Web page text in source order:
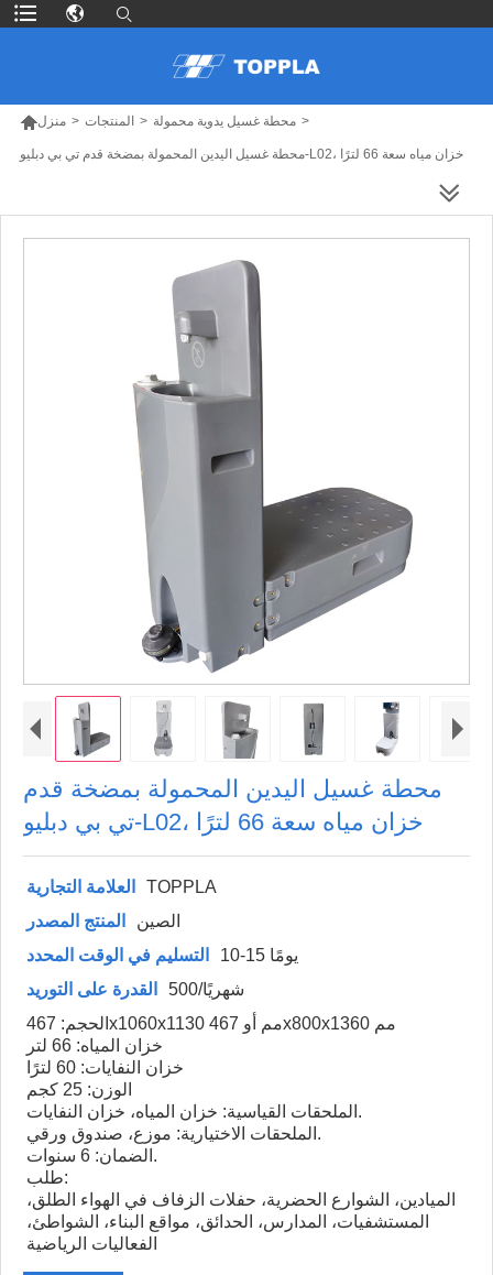
منزل > المنتجات > محطة غسيل يدوية محمولة >
محطة غسيل اليدين المحمولة بمضخة قدم تي بي دبليو-L02، خزان مياه سعة 66 لترًا
محطة غسيل اليدين المحمولة بمضخة قدم
تي بي دبليو-L02، خزان مياه سعة 66 لترًا
العلامة التجارية
TOPPLA
المنتج المصدر
الصين
التسليم في الوقت المحدد
10-15 يومًا
القدرة على التوريد
500/شهريًا
الحجم: 467x1060x1130 مم أو 467x800x1360 مم
خزان المياه: 66 لتر
خزان النفايات: 60 لترًا
الوزن: 25 كجم
الملحقات القياسية: خزان المياه، خزان النفايات.
الملحقات الاختيارية: موزع، صندوق ورقي.
الضمان: 6 سنوات.
طلب:
الميادين، الشوارع الحضرية، حفلات الزفاف في الهواء الطلق،
المستشفيات، المدارس، الحدائق، مواقع البناء، الشواطئ،
الفعاليات الرياضية